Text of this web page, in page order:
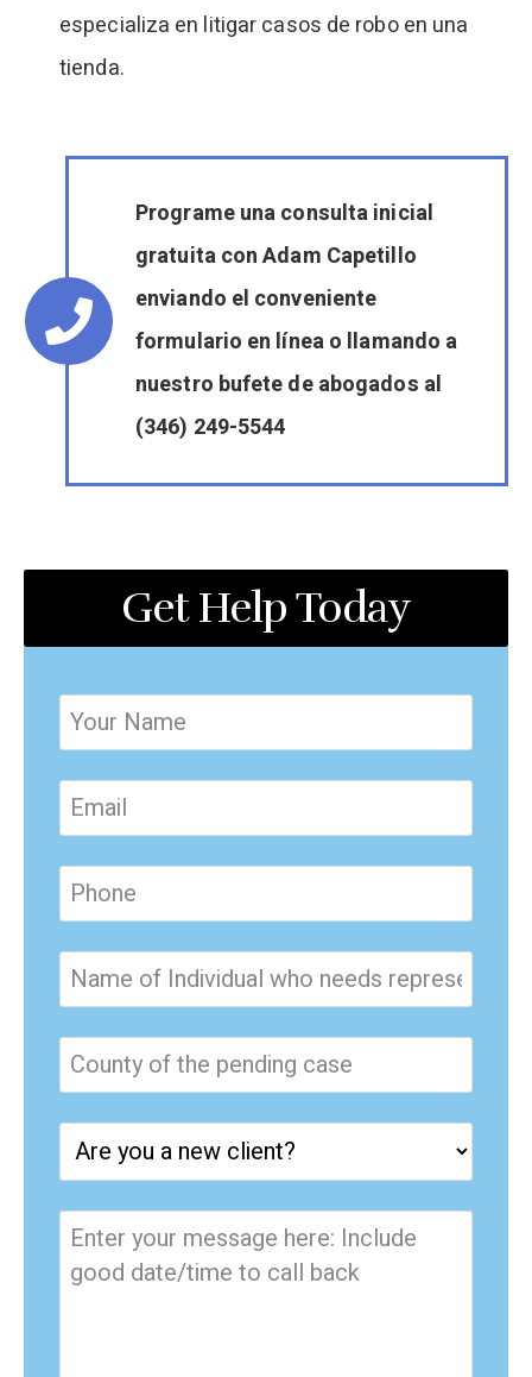
especializa en litigar casos de robo en una
tienda.
Programe una consulta inicial
gratuita con Adam Capetillo
enviando el conveniente
formulario en línea o llamando a
nuestro bufete de abogados al
(346) 249-5544
Get Help Today